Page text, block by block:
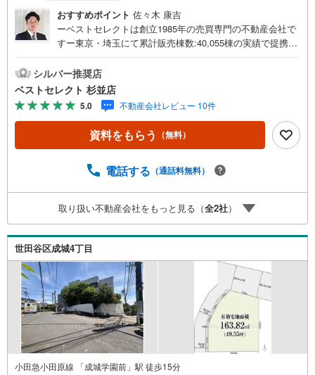
おすすめポイント 佐々木 康吉
ーベストセレクトは創立1985年の売買専門の不動産会社で
すー東京・埼玉にて累計販売棟数:40,055棟の実績で提携住
住宅ローンにご不安な方、ベストセレクトにお任せ下さ
い。＝＝＝＝＝＝＝＝＝＝＝＝＝＝＝＝＝＝＝＝＝＝＝＝
＝＝＝＝＝＝＝＝＝【営業時間 10:00-20:00】定休日:なし
上記時間はお電話が繋がりやすくなっております。ぜひお
気軽にご連絡下さい！現地を見学される場合は「室内・現
地を見学する（無料）」ボタンよりご希望の日時をご記入
＝＝＝＝＝＝＝＝＝＝＝＝＝＝＝＝＝＝＝＝＝＝＝＝＝＝
■土地面積:132.44平米の建築条件付き売地■ご家族様の希望
を叶える広々とした敷地■スーパーやコンビニが徒歩10分
以内で日々の負担軽減■夢のマイホームで憧れのスローライ
フを実現■条件外し相談可で個性あふれるお住まいが実現可
能■その他、建築プラン等お気軽にお問合せください
シルバー推奨店
ベストセレクト 杉並店
5.0 不動産会社レビュー 10件
資料をもらう （無料）
電話する （通話料無料）
取り扱い不動産会社をもっと見る（全2社）
世田谷区成城4丁目
小田急小田原線 「成城学園前」駅 徒歩15分